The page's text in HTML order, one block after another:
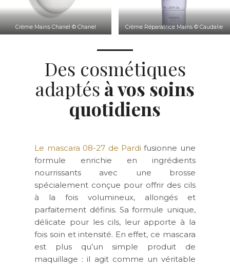
Crème Mains Chanel © Chanel Crème Réparatrice Mains © Caudalie
Des cosmétiques
adaptés à vos soins
quotidiens
Le mascara 08-27 de Pardi fusionne une
formule enrichie en ingrédients
nourrissants avec une brosse
spécialement conçue pour offrir des cils
à la fois volumineux, allongés et
parfaitement définis. Sa formule unique,
délicate pour les cils, leur apporte à la
fois soin et intensité. En effet, ce mascara
est plus qu’un simple produit de
maquillage : il agit comme un véritable